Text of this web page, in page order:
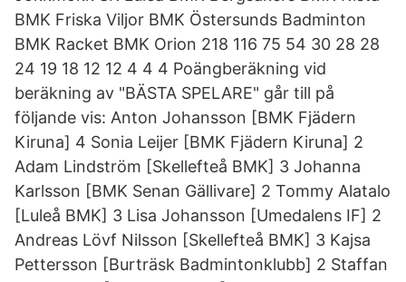
BMK Friska Viljor BMK Östersunds Badminton
BMK Racket BMK Orion 218 116 75 54 30 28 28
24 19 18 12 12 4 4 4 Poängberäkning vid
beräkning av "BÄSTA SPELARE" går till på
följande vis: Anton Johansson [BMK Fjädern
Kiruna] 4 Sonia Leijer [BMK Fjädern Kiruna] 2
Adam Lindström [Skellefteå BMK] 3 Johanna
Karlsson [BMK Senan Gällivare] 2 Tommy Alatalo
[Luleå BMK] 3 Lisa Johansson [Umedalens IF] 2
Andreas Lövf Nilsson [Skellefteå BMK] 3 Kajsa
Pettersson [Burträsk Badmintonklubb] 2 Staffan